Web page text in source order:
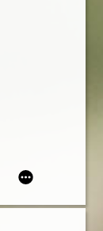
miłość, seks i